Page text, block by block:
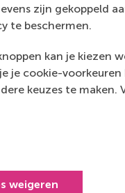
zijn gekoppeld
te beschermen.
kan je kiezen
je cookie-
keuzes te
weigeren